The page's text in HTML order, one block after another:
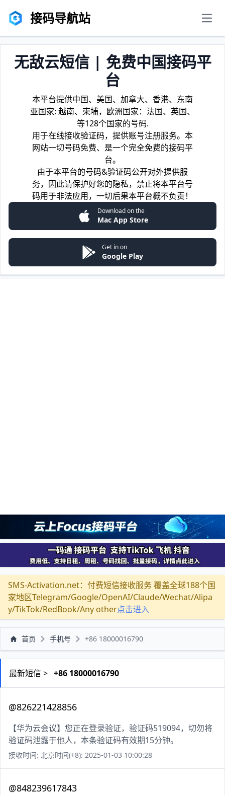
接码导航站
无敌云短信 | 免费中国接码平
台
本平台提供中国、美国、加拿大、香港、东南
亚国家: 越南、柬埔，欧洲国家：法国、英国、
等128个国家的号码.
用于在线接收验证码，提供账号注册服务。本
网站一切号码免费、是一个完全免费的接码平
台。
由于本平台的号码&验证码公开对外提供服
务，因此请保护好您的隐私，禁止将本平台号
码用于非法应用，一切后果本平台概不负责！
Download on the
Mac App Store
Get in on
Google Play
SMS-Activation.net：付费短信接收服务 覆盖全球188个国
家地区Telegram/Google/OpenAI/Claude/Wechat/Alipa
y/TikTok/RedBook/Any other点击进入
首页 手机号 +86 18000016790
最新短信 > +86 18000016790
@826221428856
【华为云会议】您正在登录验证，验证码519094，切勿将
验证码泄露于他人，本条验证码有效期15分钟。
接收时间: 北京时间(+8): 2025-01-03 10:00:28
@848239617843